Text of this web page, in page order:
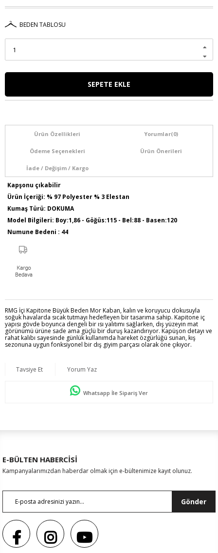
BEDEN TABLOSU
Ürün Özellikleri Yorumlar(0)
Ödeme Seçenekleri Ürün Önerileri
İade / Değişim / Kargo
Kapşonu çıkabilir
Ürün İçeriği: % 97 Polyester % 3 Elestan
Kumaş Türü: DOKUMA
Model Bilgileri: Boy:1,86 - Göğüs:115 - Bel:88 - Basen:120
Numune Bedeni : 44
Sezon : KIŞLIK
Renk
RMG İçi Kapitone Büyük Beden Mor Kaban, kalın ve koruyucu dokusuyla
soğuk havalarda sıcak tutmayı hedefleyen bir tasarıma sahip. Kapitone iç
yapısı gövde boyunca dengeli bir ısı yalıtımı sağlarken, dış yüzeyin mat
görünümü ürüne sade ama güçlü bir duruş kazandırıyor. Kapüşon detayı ve
rahat kalıbı sayesinde günlük kullanımda hareket özgürlüğü sunan, kış
sezonuna uygun fonksiyonel bir dış giyim parçası olarak öne çıkıyor.
Tavsiye Et Yorum Yaz
Whatsapp İle Sipariş Ver
E-BÜLTEN HABERCİSİ
Kampanyalarımızdan haberdar olmak için e-bültenimize kayıt olunuz.
Gönder